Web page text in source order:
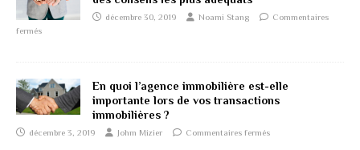
décembre 30, 2019 Noami Stang
Commentaires
fermés
En quoi l’agence immobilière est-elle
importante lors de vos transactions
immobilières ?
décembre 3, 2019 Johm Mizier Commentaires fermés